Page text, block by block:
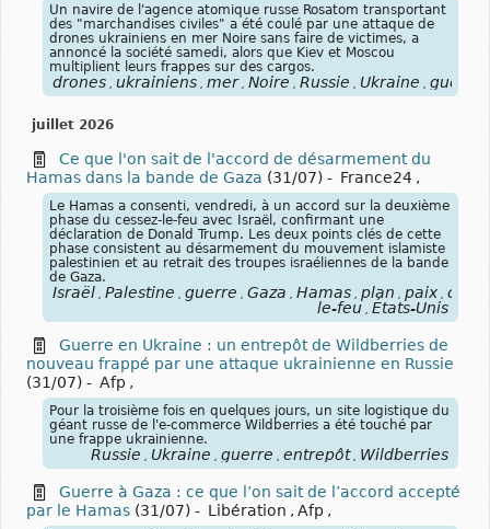
Un navire de l'agence atomique russe Rosatom transportant
des "marchandises civiles" a été coulé par une attaque de
drones ukrainiens en mer Noire sans faire de victimes, a
annoncé la société samedi, alors que Kiev et Moscou
multiplient leurs frappes sur des cargos.
drones ukrainiens mer Noire Russie Ukraine guerre
juillet 2026
Ce que l'on sait de l'accord de désarmement du
Hamas dans la bande de Gaza (31/07) - France24 ,
Le Hamas a consenti, vendredi, à un accord sur la deuxième
phase du cessez-le-feu avec Israël, confirmant une
déclaration de Donald Trump. Les deux points clés de cette
phase consistent au désarmement du mouvement islamiste
palestinien et au retrait des troupes israéliennes de la bande
de Gaza.
Israël Palestine guerre Gaza Hamas plan paix
le-feu États-Unis
Guerre en Ukraine : un entrepôt de Wildberries de
nouveau frappé par une attaque ukrainienne en Russie
(31/07) - Afp ,
Pour la troisième fois en quelques jours, un site logistique du
géant russe de l'e-commerce Wildberries a été touché par
une frappe ukrainienne.
Russie Ukraine guerre entrepôt Wildberries
Guerre à Gaza : ce que l’on sait de l’accord accepté
par le Hamas (31/07) - Libération , Afp ,